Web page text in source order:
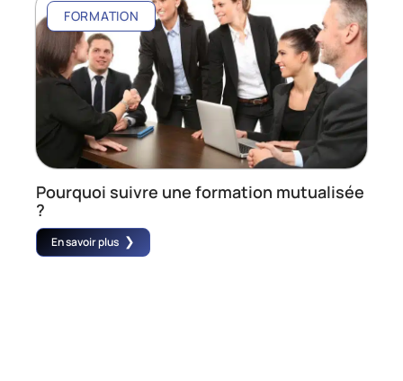
FORMATION
Pourquoi suivre une formation mutualisée
?
En savoir plus